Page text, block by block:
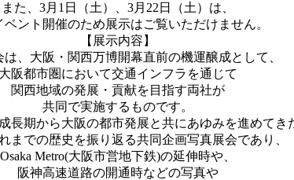
また、3月1日（土）、3月22日（土）は、
ベント開催のため展示はご覧いただけません。
【展示内容】
は、大阪・関西万博開幕直前の機運醸成として、
大阪都市圏において交通インフラを通じて
関西地域の発展・貢献を目指す両社が
共同で実施するものです。
長期から大阪の都市発展と共にあゆみを進めてき
までの歴史を振り返る共同企画写真展会であり、
Osaka Metro(大阪市営地下鉄)の延伸時や、
阪神高速道路の開通時などの写真や